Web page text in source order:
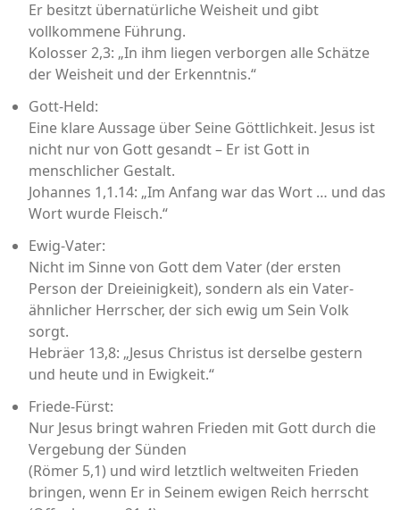
Er besitzt übernatürliche Weisheit und gibt
vollkommene Führung.
Kolosser 2,3: „In ihm liegen verborgen alle Schätze
der Weisheit und der Erkenntnis.“
Gott-Held:
Eine klare Aussage über Seine Göttlichkeit. Jesus ist
nicht nur von Gott gesandt – Er ist Gott in
menschlicher Gestalt.
Johannes 1,1.14: „Im Anfang war das Wort … und das
Wort wurde Fleisch.“
Ewig-Vater:
Nicht im Sinne von Gott dem Vater (der ersten
Person der Dreieinigkeit), sondern als ein Vater-
ähnlicher Herrscher, der sich ewig um Sein Volk
sorgt.
Hebräer 13,8: „Jesus Christus ist derselbe gestern
und heute und in Ewigkeit.“
Friede-Fürst:
Nur Jesus bringt wahren Frieden mit Gott durch die
Vergebung der Sünden
(Römer 5,1) und wird letztlich weltweiten Frieden
bringen, wenn Er in Seinem ewigen Reich herrscht